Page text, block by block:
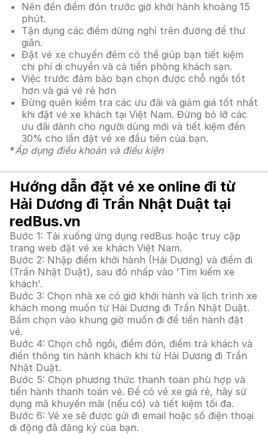
Nên đến điểm đón trước giờ khởi hành khoảng 15
phút.
Tận dụng các điểm dừng nghỉ trên đường để thư
giãn.
Đặt vé xe chuyến đêm có thể giúp bạn tiết kiệm
chi phí di chuyển và cả tiền phòng khách sạn.
Việc trước đảm bảo bạn chọn được chỗ ngồi tốt
hơn và giá vé rẻ hơn
Đừng quên kiểm tra các ưu đãi và giảm giá tốt nhất
khi đặt vé xe khách tại Việt Nam. Đừng bỏ lỡ các
ưu đãi dành cho người dùng mới và tiết kiệm đến
30% cho lần đặt vé xe đầu tiên của bạn.
*Áp dụng điều khoản và điều kiện
Hướng dẫn đặt vé xe online đi từ
Hải Dương đi Trần Nhật Duật tại
redBus.vn
Bước 1: Tải xuống ứng dụng redBus hoặc truy cập
trang web đặt vé xe khách Việt Nam.
Bước 2: Nhập điểm khởi hành (Hải Dương) và điểm đi
(Trần Nhật Duật), sau đó nhấp vào 'Tìm kiếm xe
khách'.
Bước 3: Chọn nhà xe có giờ khởi hành và lịch trình xe
khách mong muốn từ Hải Dương đi Trần Nhật Duật.
Bấm chọn vào khung giờ muốn đi để tiến hành đặt
vé.
Bước 4: Chọn chỗ ngồi, điểm đón, điểm trả khách và
điền thông tin hành khách khi từ Hải Dương đi Trần
Nhật Duật.
Bước 5: Chọn phương thức thanh toán phù hợp và
tiến hành thanh toán vé. Để có vé xe giá rẻ, hãy sử
dụng mã khuyến mãi (nếu có) và tiết kiệm tối đa.
Bước 6: Vé xe sẽ được gửi đi email hoặc số điện thoại
di động đã đăng ký của bạn.